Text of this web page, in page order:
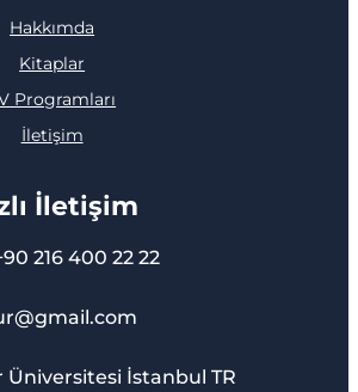
Hakkımda
Kitaplar
Programları
İletişim
İletişim
216 400 22 22
Üniversitesi İstanbul TR